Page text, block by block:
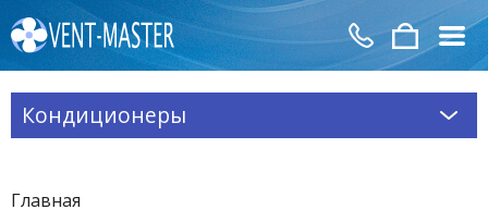
Главная
Кондиционеры